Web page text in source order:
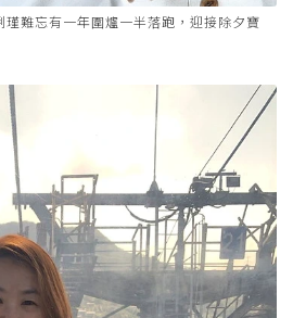
難忘有一年圍爐一半落跑，迎接除夕寶